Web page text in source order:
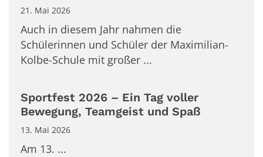
21. Mai 2026
Auch in diesem Jahr nahmen die
Schülerinnen und Schüler der Maximilian-
Kolbe-Schule mit großer ...
Sportfest 2026 – Ein Tag voller
Bewegung, Teamgeist und Spaß
13. Mai 2026
Am 13. ...